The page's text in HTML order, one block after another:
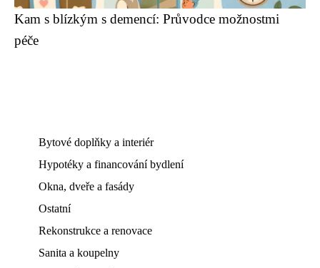
Kam s blízkým s demencí: Průvodce možnostmi
péče
Bytové doplňky a interiér
Hypotéky a financování bydlení
Okna, dveře a fasády
Ostatní
Rekonstrukce a renovace
Sanita a koupelny